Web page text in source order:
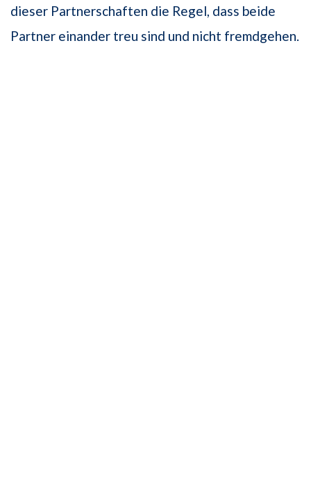
dieser Partnerschaften die Regel, dass beide
Partner einander treu sind und nicht fremdgehen.